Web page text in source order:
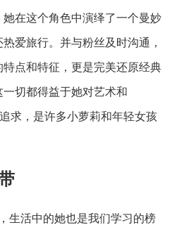
在这个角色中演绎了一个曼妙
爱旅行。并与粉丝及时沟通，
点和特征，更是完美还原经典
一切都得益于她对艺术和
求，是许多小萝莉和年轻女孩
生活中的她也是我们学习的榜